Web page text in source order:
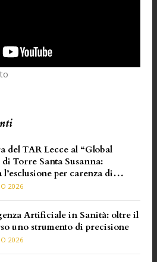
del TAR Lecce al “Global
di Torre Santa Susanna:
per carenza di
2026
Artificiale in Sanità: oltre il
uno strumento di precisione
2026